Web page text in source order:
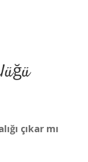
çıkar mı